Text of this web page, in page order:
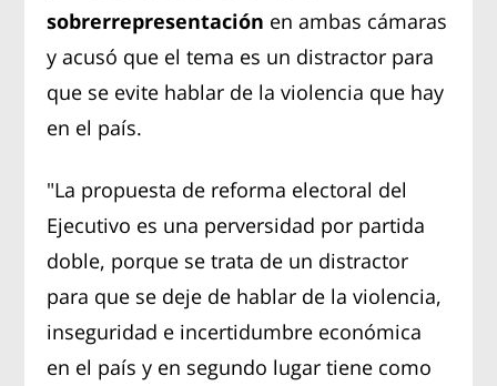
sobrerrepresentación en ambas cámaras
y acusó que el tema es un distractor para
que se evite hablar de la violencia que hay
en el país.
"La propuesta de reforma electoral del
Ejecutivo es una perversidad por partida
doble, porque se trata de un distractor
para que se deje de hablar de la violencia,
inseguridad e incertidumbre económica
en el país y en segundo lugar tiene como